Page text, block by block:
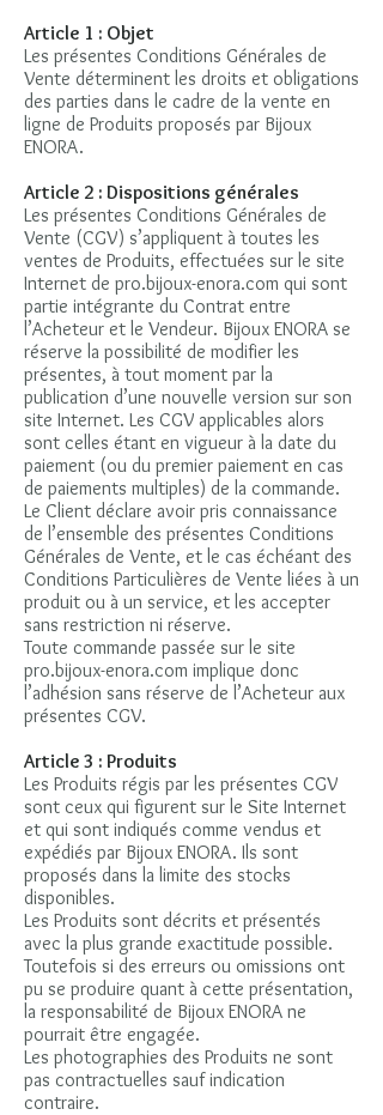
Article 1 : Objet
Les présentes Conditions Générales de
Vente déterminent les droits et obligations
des parties dans le cadre de la vente en
ligne de Produits proposés par Bijoux
ENORA.
Article 2 : Dispositions générales
Les présentes Conditions Générales de
Vente (CGV) s’appliquent à toutes les
ventes de Produits, effectuées sur le site
Internet de pro.bijoux-enora.com qui sont
partie intégrante du Contrat entre
l’Acheteur et le Vendeur. Bijoux ENORA se
réserve la possibilité de modifier les
présentes, à tout moment par la
publication d’une nouvelle version sur son
site Internet. Les CGV applicables alors
sont celles étant en vigueur à la date du
paiement (ou du premier paiement en cas
de paiements multiples) de la commande.
Le Client déclare avoir pris connaissance
de l’ensemble des présentes Conditions
Générales de Vente, et le cas échéant des
Conditions Particulières de Vente liées à un
produit ou à un service, et les accepter
sans restriction ni réserve.
Toute commande passée sur le site
pro.bijoux-enora.com implique donc
l’adhésion sans réserve de l’Acheteur aux
présentes CGV.
Article 3 : Produits
Les Produits régis par les présentes CGV
sont ceux qui figurent sur le Site Internet
et qui sont indiqués comme vendus et
expédiés par Bijoux ENORA. Ils sont
proposés dans la limite des stocks
disponibles.
Les Produits sont décrits et présentés
avec la plus grande exactitude possible.
Toutefois si des erreurs ou omissions ont
pu se produire quant à cette présentation,
la responsabilité de Bijoux ENORA ne
pourrait être engagée.
Les photographies des Produits ne sont
pas contractuelles sauf indication
contraire.